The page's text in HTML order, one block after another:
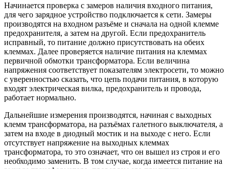
Начинается проверка с замеров наличия входного питания,
для чего зарядное устройство подключается к сети. Замеры
производятся на входном разъёме и сначала на одной клемме
предохранителя, а затем на другой. Если предохранитель
исправный, то питание должно присутствовать на обеих
клеммах. Далее проверяется наличие питания на клеммах
первичной обмотки трансформатора. Если величина
напряжения соответствует показателям электросети, то можно
с уверенностью сказать, что цепь подачи питания, в которую
входят электрическая вилка, предохранитель и провода,
работает нормально.
Дальнейшие измерения производятся, начиная с выходных
клемм трансформатора, на разъёмах галетного выключателя, а
затем на входе в диодный мостик и на выходе с него. Если
отсутствует напряжение на выходных клеммах
трансформатора, то это означает, что он вышел из строя и его
необходимо заменить. В том случае, когда имеется питание на